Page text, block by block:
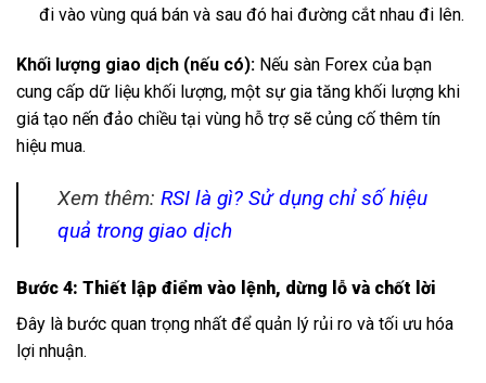
đi vào vùng quá bán và sau đó hai đường cắt nhau đi lên.
Khối lượng giao dịch (nếu có): Nếu sàn Forex của bạn
cung cấp dữ liệu khối lượng, một sự gia tăng khối lượng khi
giá tạo nến đảo chiều tại vùng hỗ trợ sẽ củng cố thêm tín
hiệu mua.
Xem thêm: RSI là gì? Sử dụng chỉ số hiệu
quả trong giao dịch
Bước 4: Thiết lập điểm vào lệnh, dừng lỗ và chốt lời
Đây là bước quan trọng nhất để quản lý rủi ro và tối ưu hóa
lợi nhuận.